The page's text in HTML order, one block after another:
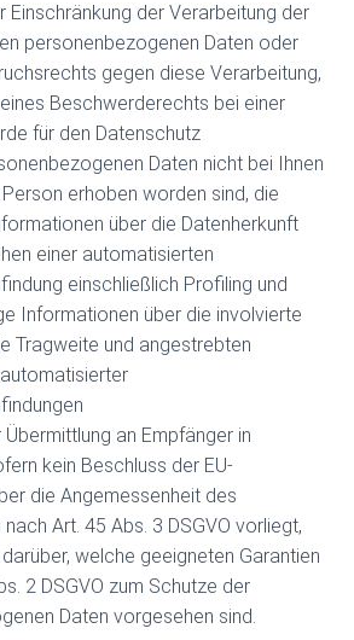
Einschränkung der Verarbeitung der
personenbezogenen Daten oder
gegen diese Verarbeitung,
Beschwerderechts bei einer
für den Datenschutz
Daten nicht bei Ihnen
erhoben worden sind, die
über die Datenherkunft
einer automatisierten
einschließlich Profiling und
Informationen über die involvierte
Tragweite und angestrebten
Übermittlung an Empfänger in
kein Beschluss der EU-
die Angemessenheit des
Art. 45 Abs. 3 DSGVO vorliegt,
welche geeigneten Garantien
2 DSGVO zum Schutze der
Daten vorgesehen sind.